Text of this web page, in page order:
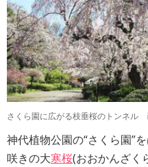
さくら園に広がる枝垂桜のトンネル
神代植物公園の“さくら園”
咲きの大寒桜(おおかんざく